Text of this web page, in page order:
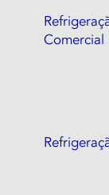
Comercial